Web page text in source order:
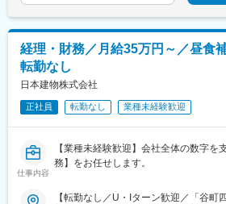
経理・財務／月給35万円～／昼食
転勤なし
日本建物株式会社
正社員 転勤なし 業種未経験歓迎
仕事内容
【業種未経験歓迎】会社全体の数字を
務】をお任せします。
【転勤なし／U・Iターン歓迎／「谷町